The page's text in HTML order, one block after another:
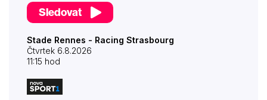
Sledovat
Stade Rennes - Racing Strasbourg
Čtvrtek 6.8.2026
11:15 hod